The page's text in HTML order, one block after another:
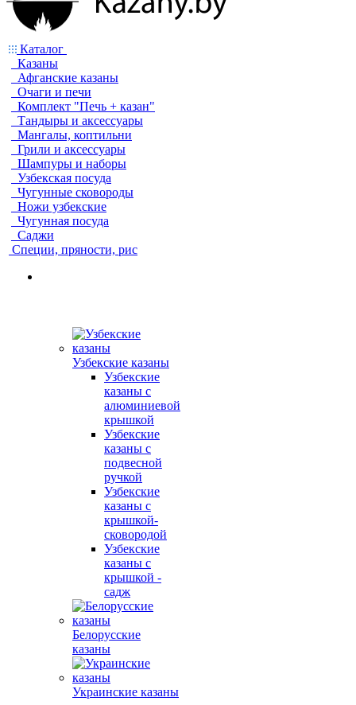
Каталог
Казаны
Афганские казаны
Очаги и печи
Комплект "Печь + казан"
Тандыры и аксессуары
Мангалы, коптильни
Грили и аксессуары
Шампуры и наборы
Узбекская посуда
Чугунные сковороды
Ножи узбекские
Чугунная посуда
Саджи
Специи, пряности, рис
Узбекские казаны
Узбекские
казаны с
алюминиевой
крышкой
Узбекские
казаны с
подвесной
ручкой
Узбекские
казаны с
крышкой-
сковородой
Узбекские
казаны с
крышкой -
садж
Белорусские
казаны
Украинские казаны